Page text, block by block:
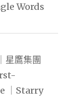
Words
星鷹集團
｜Starry